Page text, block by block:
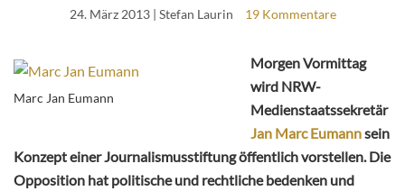
24. März 2013| Stefan Laurin 19 Kommentare
Marc Jan Eumann
Morgen Vormittag
wird NRW-
Medienstaatssekretär
Jan Marc Eumannsein
Konzept einer Journalismusstiftung öffentlich vorstellen. Die
Opposition hat politische und rechtliche bedenken und